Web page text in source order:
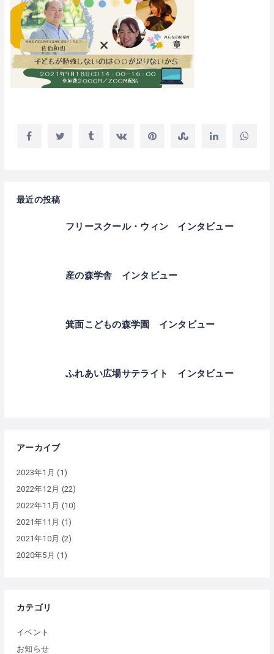
最近の投稿
フリースクール・ウィン インタビュー
産の森学舎 インタビュー
箕面こどもの森学園 インタビュー
ふれあい広場サテライト インタビュー
アーカイブ
2023年1月 (1)
2022年12月 (22)
2022年11月 (10)
2021年11月 (1)
2021年10月 (2)
2020年5月 (1)
カテゴリ
イベント
お知らせ